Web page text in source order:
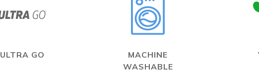
ULTRA GO
MACHINE
WASHABLE